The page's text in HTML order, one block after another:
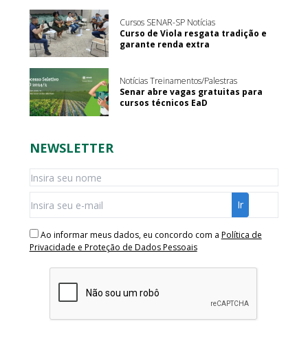
Cursos SENAR-SP Notícias
Curso de Viola resgata tradição e
garante renda extra
Notícias Treinamentos/Palestras
Senar abre vagas gratuitas para
cursos técnicos EaD
NEWSLETTER
Ao informar meus dados, eu concordo com a Política de
Privacidade e Proteção de Dados Pessoais